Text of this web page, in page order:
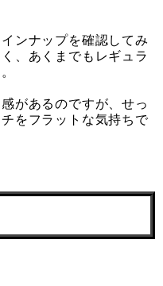
ンナップを確認してみ
、あくまでもレギュラ
があるのですが、せっ
をフラットな気持ちで